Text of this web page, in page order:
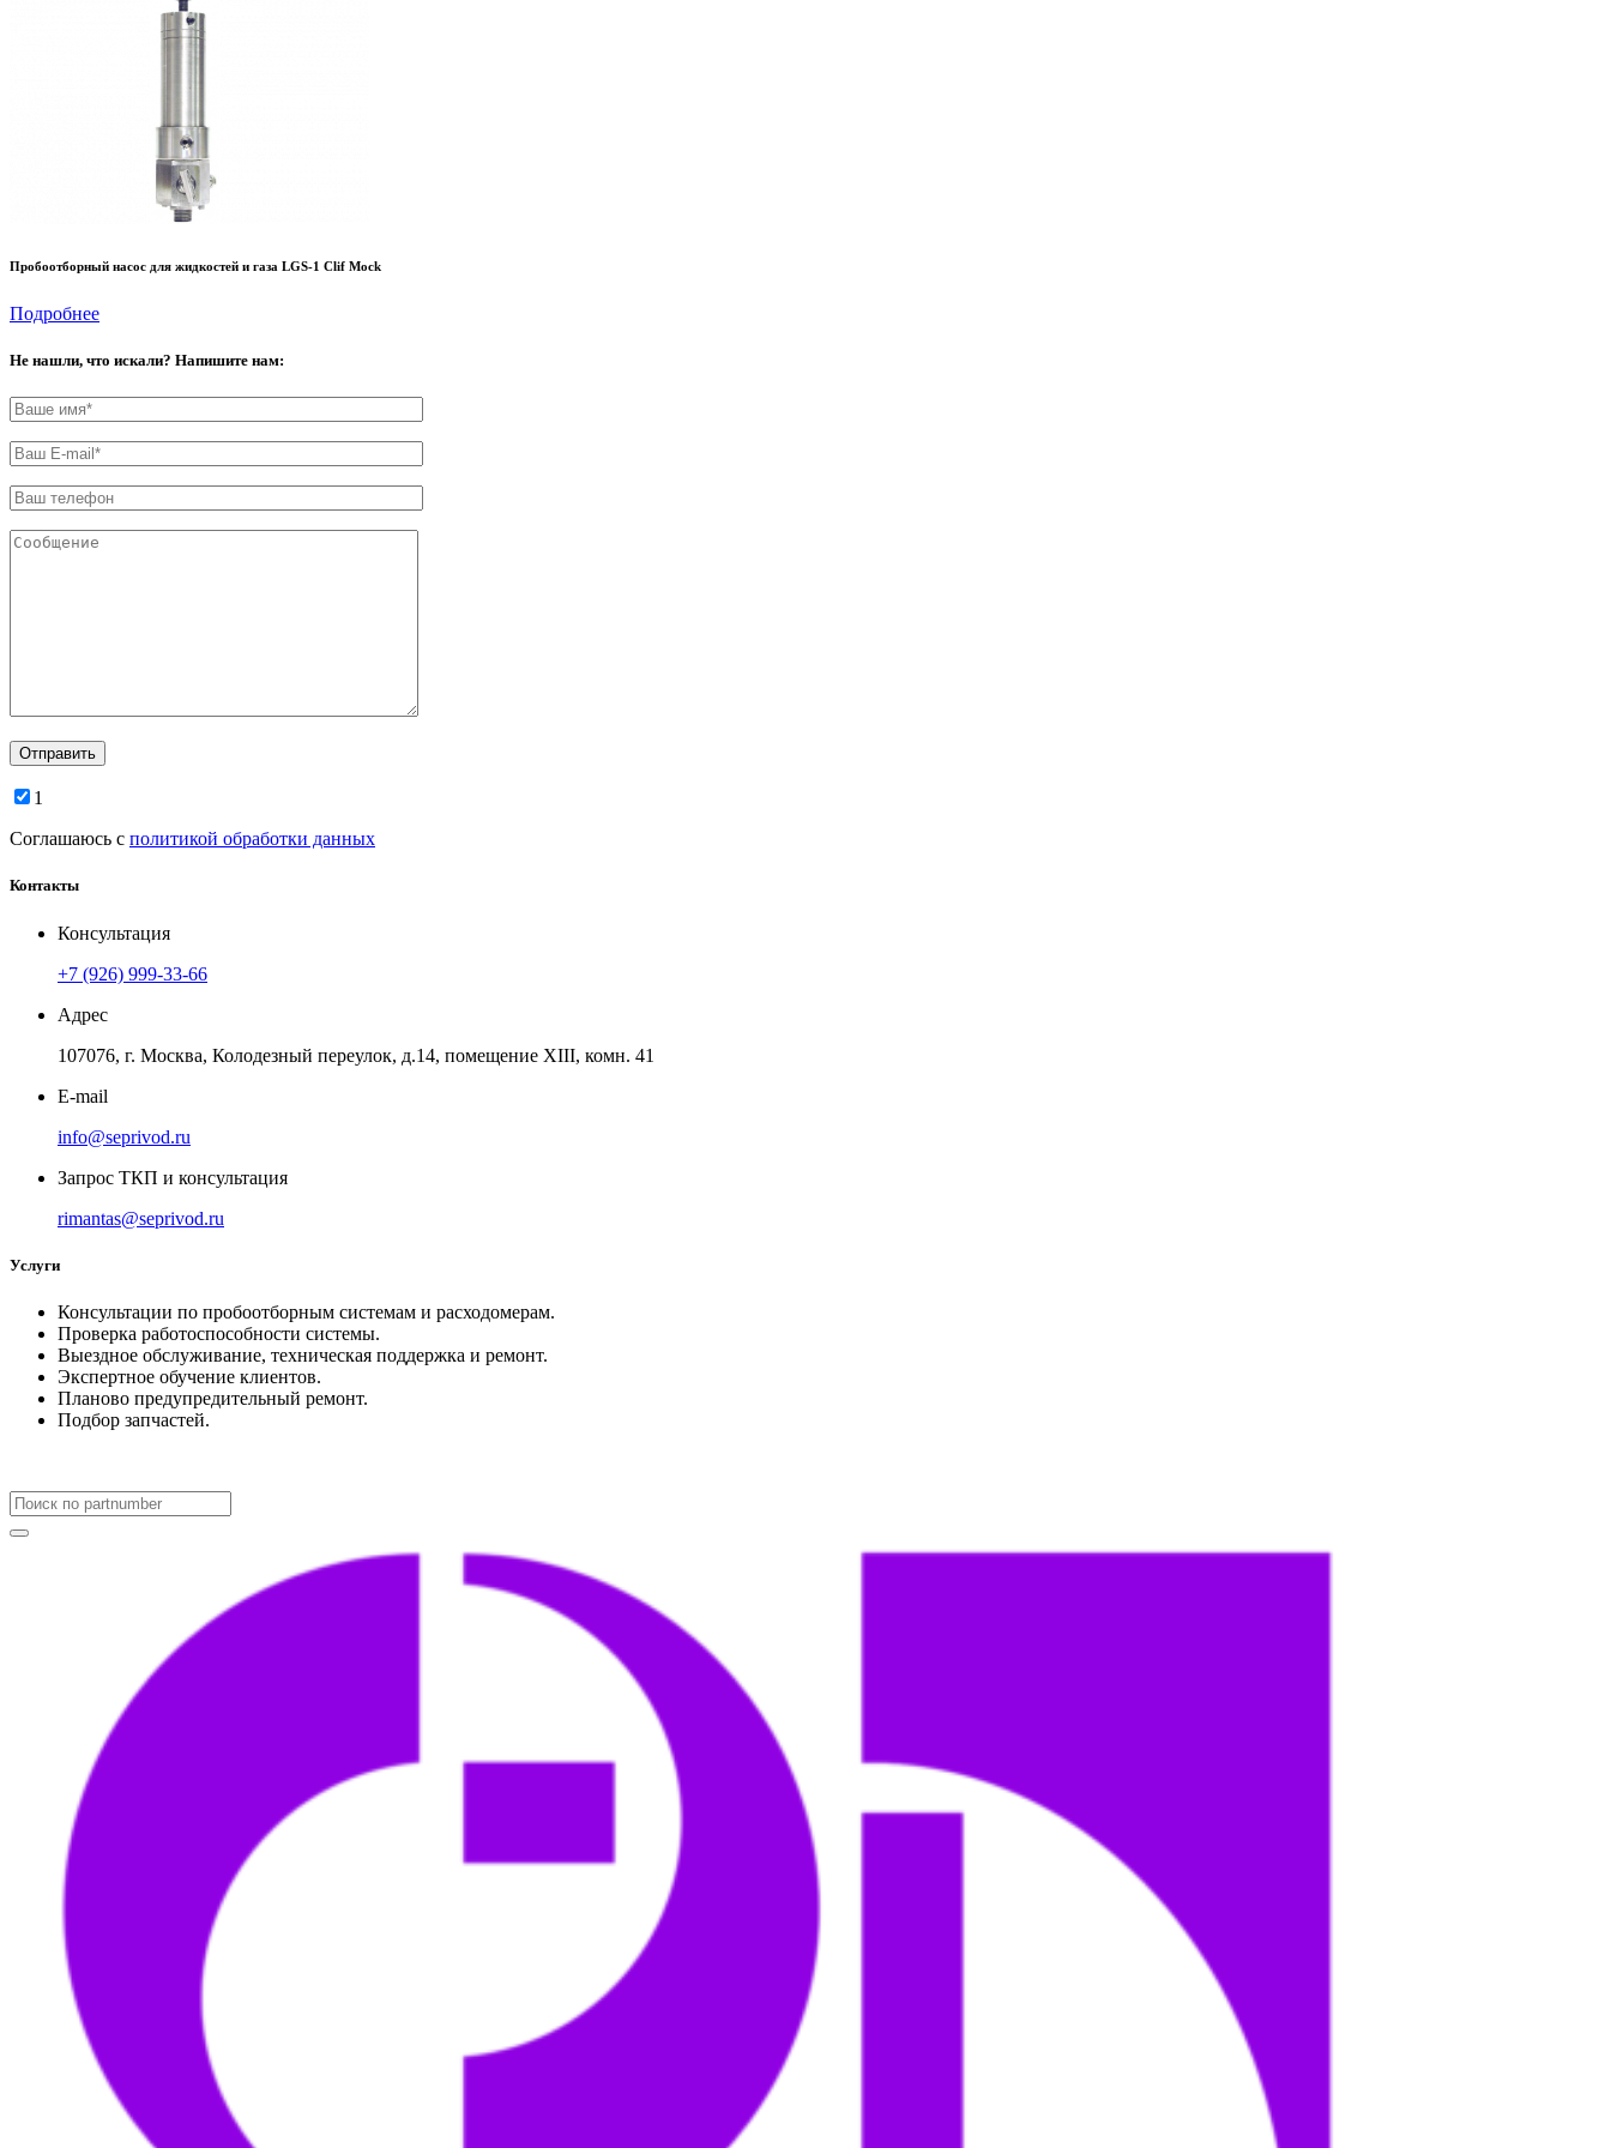
Пробоотборный насос для жидкостей и газа LGS-1 Clif Mock
Подробнее
Не нашли, что искали? Напишите нам:
1
Соглашаюсь с политикой обработки данных
Контакты
Консультация
+7 (926) 999-33-66
Адрес
107076, г. Москва, Колодезный переулок, д.14, помещение ХIII, комн. 41
E-mail
info@seprivod.ru
Запрос ТКП и консультация
rimantas@seprivod.ru
Услуги
Консультации по пробоотборным системам и расходомерам.
Проверка работоспособности системы.
Выездное обслуживание, техническая поддержка и ремонт.
Экспертное обучение клиентов.
Планово предупредительный ремонт.
Подбор запчастей.